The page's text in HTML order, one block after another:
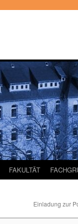
FAKULTÄT
Einladung zur